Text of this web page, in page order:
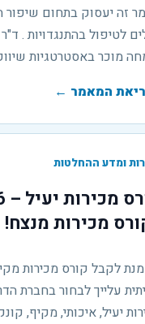
זה יעסוק בתחום שיפור
לטיפול בהתנגדויות .
מוכר באסטרטגיות
המאמר ←
ומדע ההחלטות
מכירות מנצח!
לקבל קורס מכירות
עלייך לבחור בחברת
יעיל, איכותי, מקיף,